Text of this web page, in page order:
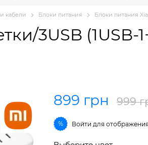
кабели Блоки питания Блоки питания
3USB (1USB-
899 грн 999
% Войти для